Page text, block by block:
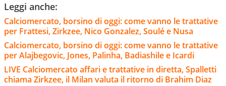
Leggi anche:
Calciomercato, borsino di oggi: come vanno le trattative
per Frattesi, Zirkzee, Nico Gonzalez, Soulé e Nusa
Calciomercato, borsino di oggi: come vanno le trattative
per Alajbegovic, Jones, Palinha, Badiashile e Icardi
LIVE Calciomercato affari e trattative in diretta, Spalletti
chiama Zirkzee, il Milan valuta il ritorno di Brahim Diaz